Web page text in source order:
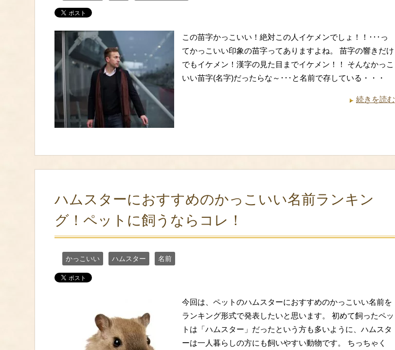
この苗字かっこいい！絶対この人イケメンでしょ！！･･･っ
てかっこいい印象の苗字ってありますよね。 苗字の響きだけ
でもイケメン！漢字の見た目までイケメン！！ そんなかっこ
いい苗字(名字)だったらな～･･･と名前で存している・・・
続きを読む
ハムスターにおすすめのかっこいい名前ランキン
グ！ペットに飼うならコレ！
かっこいい ハムスター 名前
今回は、ペットのハムスターにおすすめのかっこいい名前を
ランキング形式で発表したいと思います。 初めて飼ったペッ
トは「ハムスター」だったという方も多いように、ハムスタ
ーは一人暮らしの方にも飼いやすい動物です。 ちっちゃく